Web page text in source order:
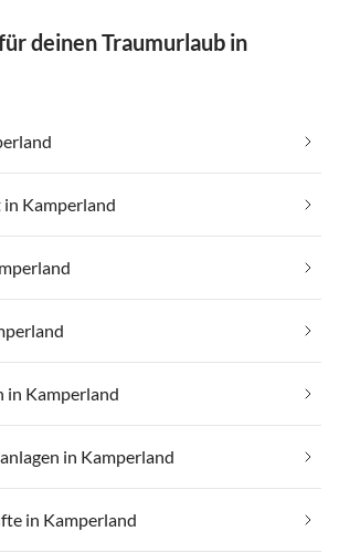
deinen Traumurlaub in
Kamperland
in Kamperland
in Kamperland
in Kamperland